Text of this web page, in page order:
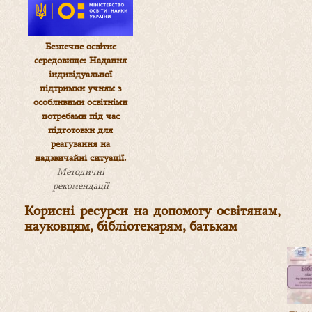
Безпечне освітнє
середовище: Надання
індивідуальної
підтримки учням з
особливими освітніми
потребами під час
підготовки для
реагування на
надзвичайні ситуації.
Методичні
рекомендації
Корисні ресурси на допомогу освітянам,
науковцям, бібліотекарям, батькам